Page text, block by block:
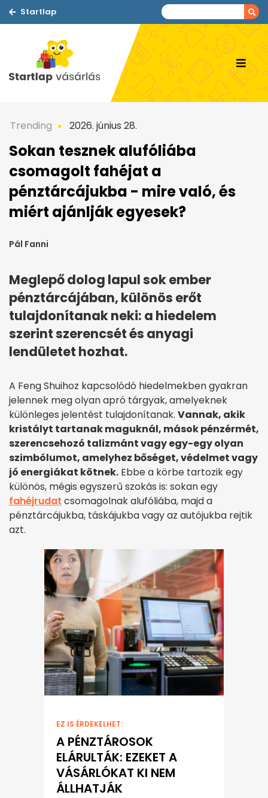
Startlap
Trending 2026. június 28.
Sokan tesznek alufóliába
csomagolt fahéjat a
pénztárcájukba - mire való, és
miért ajánlják egyesek?
Pál Fanni
Meglepő dolog lapul sok ember
pénztárcájában, különös erőt
tulajdonítanak neki: a hiedelem
szerint szerencsét és anyagi
lendületet hozhat.
A Feng Shuihoz kapcsolódó hiedelmekben gyakran
jelennek meg olyan apró tárgyak, amelyeknek
különleges jelentést tulajdonítanak. Vannak, akik
kristályt tartanak maguknál, mások pénzérmét,
szerencsehozó talizmánt vagy egy-egy olyan
szimbólumot, amelyhez bőséget, védelmet vagy
jó energiákat kötnek. Ebbe a körbe tartozik egy
különös, mégis egyszerű szokás is: sokan egy
fahéjrudat csomagolnak alufóliába, majd a
pénztárcájukba, táskájukba vagy az autójukba rejtik
azt.
EZ IS ÉRDEKELHET:
A PÉNZTÁROSOK
ELÁRULTÁK: EZEKET A
VÁSÁRLÓKAT KI NEM
ÁLLHATJÁK